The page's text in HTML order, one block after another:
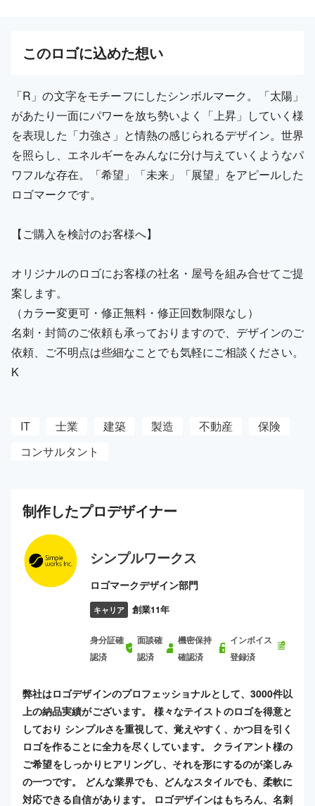
このロゴに込めた想い
「R」の文字をモチーフにしたシンボルマーク。「太陽」
があたり一面にパワーを放ち勢いよく「上昇」していく様
を表現した「力強さ」と情熱の感じられるデザイン。世界
を照らし、エネルギーをみんなに分け与えていくようなパ
ワフルな存在。「希望」「未来」「展望」をアピールした
ロゴマークです。
【ご購入を検討のお客様へ】
オリジナルのロゴにお客様の社名・屋号を組み合せてご提
案します。
（カラー変更可・修正無料・修正回数制限なし）
名刺・封筒のご依頼も承っておりますので、デザインのご
依頼、ご不明点は些細なことでも気軽にご相談ください。
K
IT 士業 建築 製造 不動産
保険
コンサルタント
制作したプロデザイナー
シンプルワークス
ロゴマークデザイン部門
キャリア 創業11年
身分証確
認済
面談確
認済
機密保持
確認済
インボイス
登録済
弊社はロゴデザインのプロフェッショナルとして、3000件以
上の納品実績がございます。 様々なテイストのロゴを得意と
しており シンプルさを重視して、覚えやすく、かつ目を引く
ロゴを作ることに全力を尽くしています。 クライアント様の
ご希望をしっかりヒアリングし、それを形にするのが楽しみ
の一つです。 どんな業界でも、どんなスタイルでも、柔軟に
対応できる自信があります。 ロゴデザインはもちろん、名刺